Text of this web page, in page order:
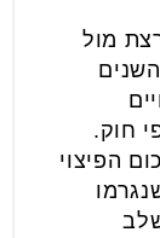
מול
חוק.
הפיצוי